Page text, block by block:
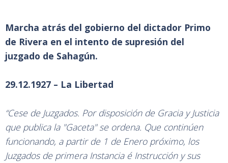
Marcha atrás del gobierno del dictador Primo
de Rivera en el intento de supresión del
juzgado de Sahagún.
29.12.1927 – La Libertad
“Cese de Juzgados. Por disposición de Gracia y Justicia
que publica la "Gaceta" se ordena. Que continúen
funcionando, a partir de 1 de Enero próximo, los
Juzgados de primera Instancia é Instrucción y sus